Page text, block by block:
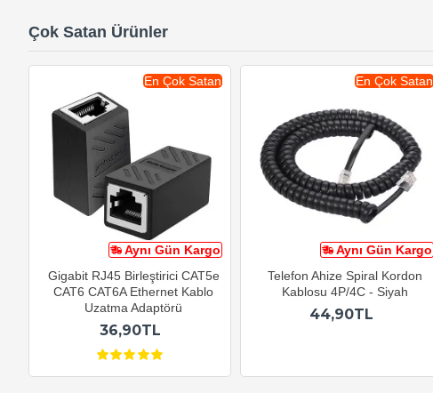
Çok Satan Ürünler
Aynı Gün Kargo
En Çok Satan
Gigabit RJ45 Birleştirici CAT5e
CAT6 CAT6A Ethernet Kablo
Uzatma Adaptörü
36,90TL
Aynı Gün Kargo
En Çok Satan
Telefon Ahize Spiral Kordon
Kablosu 4P/4C - Siyah
44,90TL